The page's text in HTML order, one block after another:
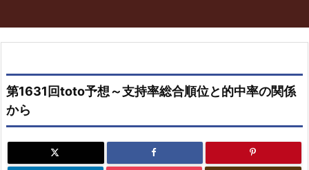
第1631回toto予想～支持率総合順位と的中率の関係
から